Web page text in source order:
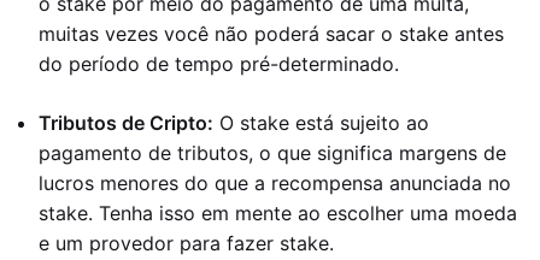
muitas vezes você não poderá sacar o stake antes
do período de tempo pré-determinado.
Tributos de Cripto: O stake está sujeito ao
pagamento de tributos, o que significa margens de
lucros menores do que a recompensa anunciada no
stake. Tenha isso em mente ao escolher uma moeda
e um provedor para fazer stake.